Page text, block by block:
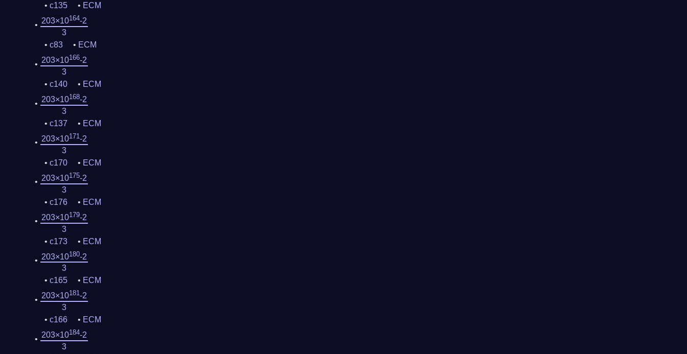
c135
ECM
203×10164-2
3
c83
ECM
203×10166-2
3
c140
ECM
203×10168-2
3
c137
ECM
203×10171-2
3
c170
ECM
203×10175-2
3
c176
ECM
203×10179-2
3
c173
ECM
203×10180-2
3
c165
ECM
203×10181-2
3
c166
ECM
203×10184-2
3